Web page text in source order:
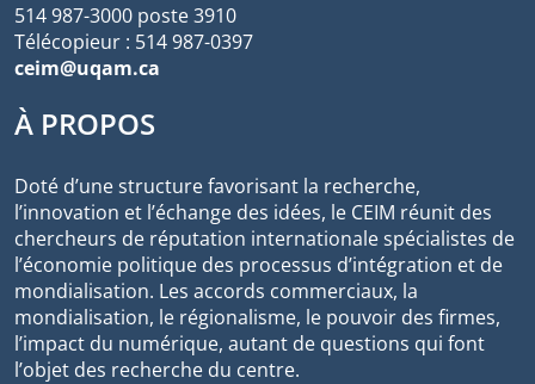
514 987-3000 poste 3910
Télécopieur : 514 987-0397
ceim@uqam.ca
À PROPOS
Doté d’une structure favorisant la recherche,
l’innovation et l’échange des idées, le CEIM réunit des
chercheurs de réputation internationale spécialistes de
l’économie politique des processus d’intégration et de
mondialisation. Les accords commerciaux, la
mondialisation, le régionalisme, le pouvoir des firmes,
l’impact du numérique, autant de questions qui font
l’objet des recherche du centre.